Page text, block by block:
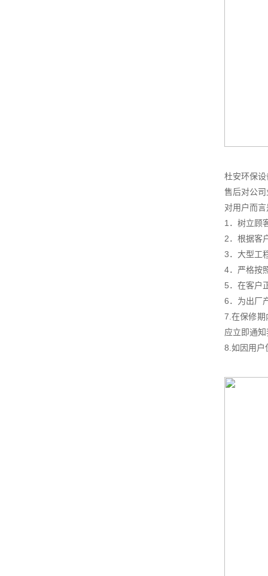
杜安环保
售后对公
对用户而
1．树立顾
2．根据客
3．大型工
4．严格按
5．在客户
6．为出厂
7.在保修期
应立即通
8.如因用户